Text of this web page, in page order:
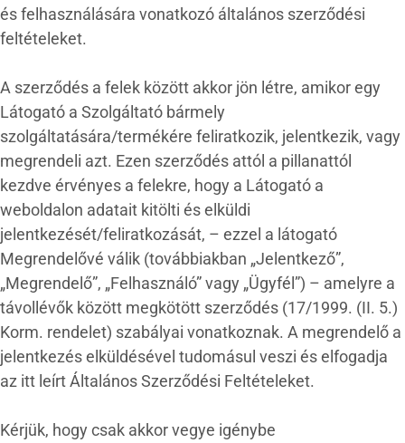
és felhasználására vonatkozó általános szerződési
feltételeket.
A szerződés a felek között akkor jön létre, amikor egy
Látogató a Szolgáltató bármely
szolgáltatására/termékére feliratkozik, jelentkezik, vagy
megrendeli azt. Ezen szerződés attól a pillanattól
kezdve érvényes a felekre, hogy a Látogató a
weboldalon adatait kitölti és elküldi
jelentkezését/feliratkozását, – ezzel a látogató
Megrendelővé válik (továbbiakban „Jelentkező”,
„Megrendelő”, „Felhasználó” vagy „Ügyfél”) – amelyre a
távollévők között megkötött szerződés (17/1999. (II. 5.)
Korm. rendelet) szabályai vonatkoznak. A megrendelő a
jelentkezés elküldésével tudomásul veszi és elfogadja
az itt leírt Általános Szerződési Feltételeket.
Kérjük, hogy csak akkor vegye igénybe